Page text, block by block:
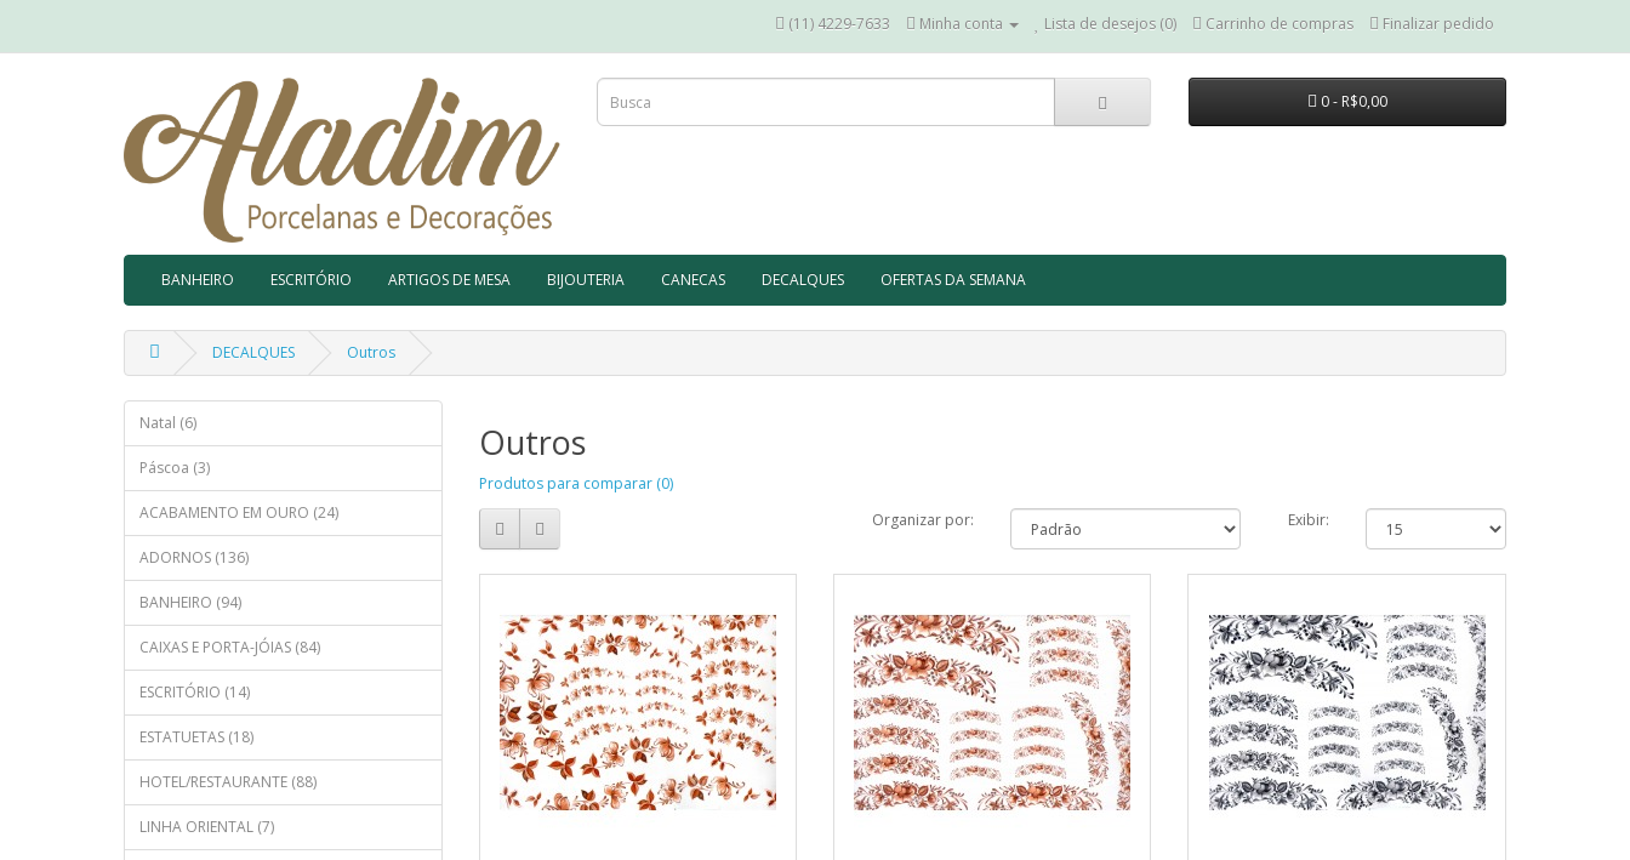
(11) 4229-7633 Minha conta Lista de desejos (0) Carrinho de compras Finalizar pedido
0 - R$0,00
BANHEIRO ESCRITÓRIO ARTIGOS DE MESA BIJOUTERIA CANECAS DECALQUES OFERTAS DA SEMANA
DECALQUES Outros
Natal (6)
Páscoa (3)
ACABAMENTO EM OURO (24)
ADORNOS (136)
BANHEIRO (94)
CAIXAS E PORTA-JÓIAS (84)
ESCRITÓRIO (14)
ESTATUETAS (18)
HOTEL/RESTAURANTE (88)
LINHA ORIENTAL (7)
Outros
Produtos para comparar (0)
Organizar por:
Exibir: